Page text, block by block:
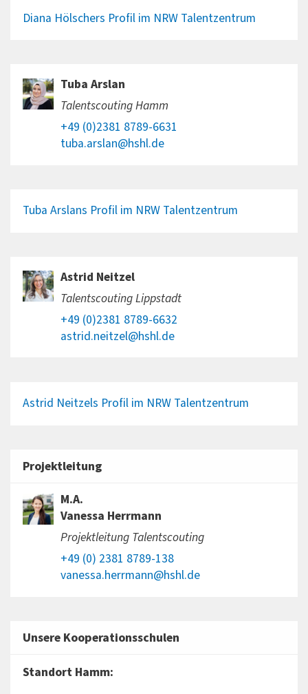
Diana Hölschers Profil im NRW Talentzentrum
Tuba Arslan
Talentscouting Hamm
+49 (0)2381 8789-6631
tuba.arslan@hshl.de
Tuba Arslans Profil im NRW Talentzentrum
Astrid Neitzel
Talentscouting Lippstadt
+49 (0)2381 8789-6632
astrid.neitzel@hshl.de
Astrid Neitzels Profil im NRW Talentzentrum
Projektleitung
M.A.
Vanessa Herrmann
Projektleitung Talentscouting
+49 (0) 2381 8789-138
vanessa.herrmann@hshl.de
Unsere Kooperationsschulen
Standort Hamm: